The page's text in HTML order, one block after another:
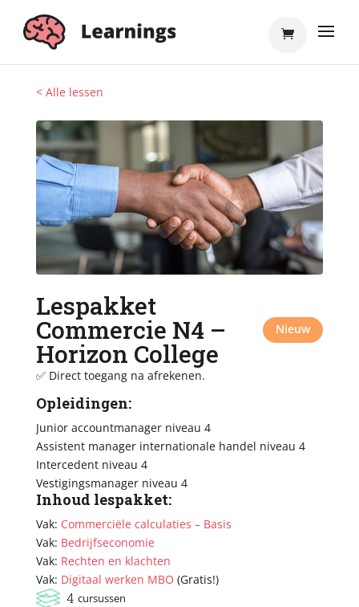
< Alle lessen
Lespakket
Commercie N4 –
Horizon College
Nieuw
✅ Direct toegang na afrekenen.
Opleidingen:
Junior accountmanager niveau 4
Assistent manager internationale handel niveau 4
Intercedent niveau 4
Vestigingsmanager niveau 4
Inhoud lespakket:
Vak: Commerciële calculaties – Basis
Vak: Bedrijfseconomie
Vak: Rechten en klachten
Vak: Digitaal werken MBO (Gratis!)
4 cursussen